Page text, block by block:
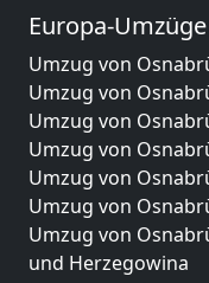
Europa-Umzüge
Umzug von
Umzug von
Umzug von
Umzug von
Umzug von
Umzug von
Umzug von
und Herzegowina